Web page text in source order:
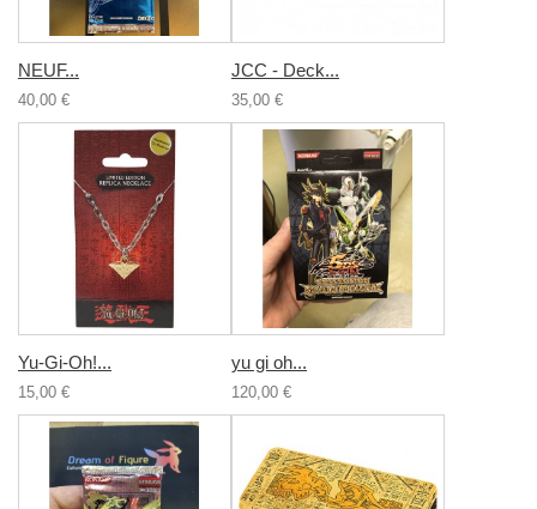
NEUF...
40,00 €
JCC - Deck...
35,00 €
Yu-Gi-Oh!...
15,00 €
yu gi oh...
120,00 €